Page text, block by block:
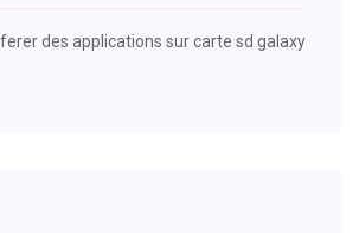
des applications sur carte sd galaxy